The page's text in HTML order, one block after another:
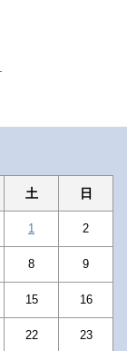
土 日
1 2
8 9
15 16
22 23